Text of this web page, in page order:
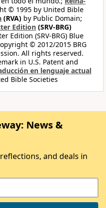
© 1995 by United Bible
(RVA) by Public Domain;
Edition (SRV-BRG)
Edition (SRV-BRG) Blue
© 2012/2015 BRG
All rights reserved.
in U.S. Patent and
en lenguaje actual
Bible Societies
News &
and deals in